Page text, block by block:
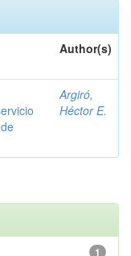
Author(s)
Argiró,
Héctor E.
1